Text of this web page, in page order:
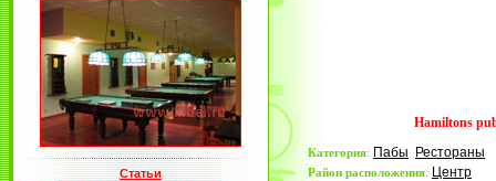
Статьи
Hamiltons
Категория: Пабы Рестораны
Район расположения: Центр